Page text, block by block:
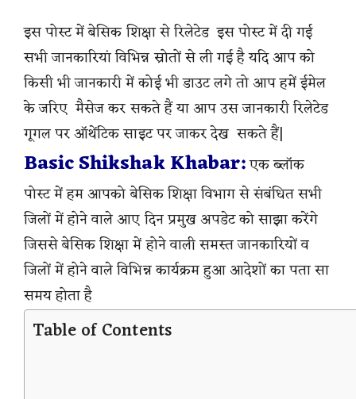
इस पोस्ट में बेसिक शिक्षा से रिलेटेड इस पोस्ट में दी गई
सभी जानकारियां विभिन्न स्रोतों से ली गई है यदि आप को
किसी भी जानकारी में कोई भी डाउट लगे तो आप हमें ईमेल
के जरिए मैसेज कर सकते हैं या आप उस जानकारी रिलेटेड
गूगल पर ऑथेंटिक साइट पर जाकर देख सकते हैं|
Basic Shikshak Khabar:एक ब्लॉक
पोस्ट में हम आपको बेसिक शिक्षा विभाग से संबंधित सभी
जिलों में होने वाले आए दिन प्रमुख अपडेट को साझा करेंगे
जिससे बेसिक शिक्षा में होने वाली समस्त जानकारियों व
जिलों में होने वाले विभिन्न कार्यक्रम हुआ आदेशों का पता सा
समय होता है
Table of Contents